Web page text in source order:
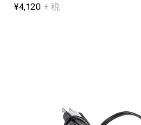
¥4,120 + 税